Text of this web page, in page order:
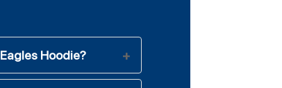
Hoodie?